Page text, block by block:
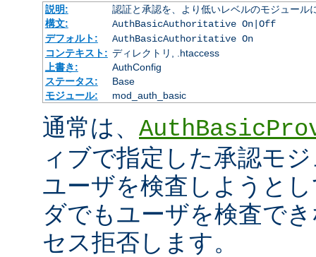
説明:
認証と承認を、より低いレベルのモジュール
構文:
AuthBasicAuthoritative On|Off
デフォルト:
AuthBasicAuthoritative On
コンテキスト: ディレクトリ, .htaccess
上書き:
AuthConfig
ステータス:
Base
モジュール:
mod_auth_basic
通常は、
ィブで指定した承認モ
ユーザを検査しようと
ダでもユーザを検査で
セス拒否します。